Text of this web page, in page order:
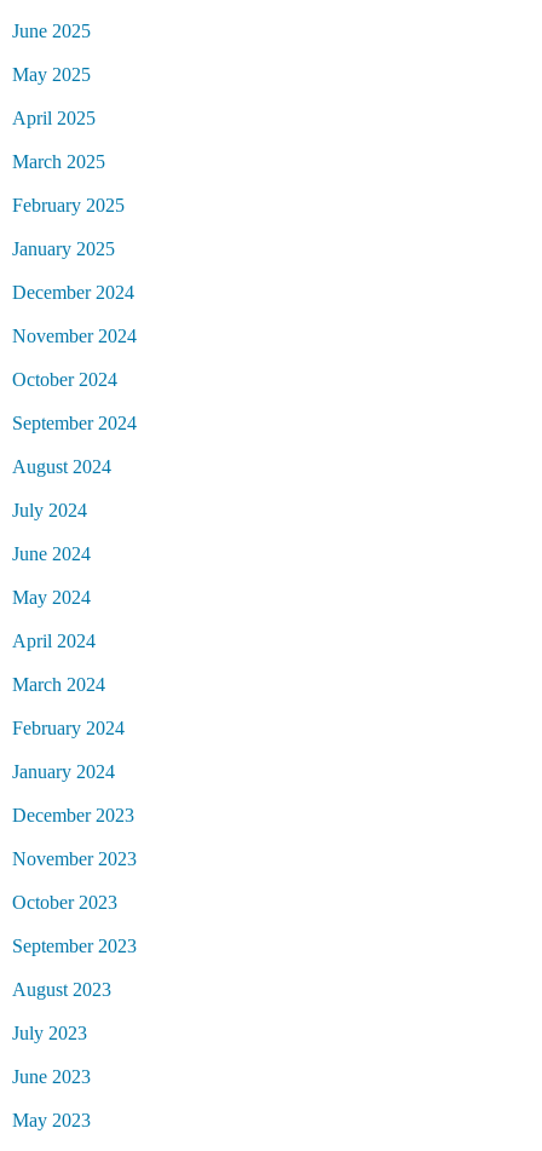
June 2025
May 2025
April 2025
March 2025
February 2025
January 2025
December 2024
November 2024
October 2024
September 2024
August 2024
July 2024
June 2024
May 2024
April 2024
March 2024
February 2024
January 2024
December 2023
November 2023
October 2023
September 2023
August 2023
July 2023
June 2023
May 2023